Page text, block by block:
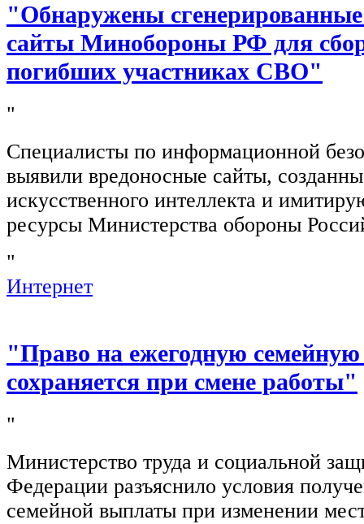
"Обнаружены
сайты Минобороны РФ для
погибших участниках СВО"
"
Специалисты по информационной
выявили вредоносные сайты,
искусственного интеллекта и
ресурсы Министерства обороны
"
Интернет
"Право на ежегодную
сохраняется при смене работы"
"
Министерство труда и социальной
Федерации разъяснило условия
семейной выплаты при изменении